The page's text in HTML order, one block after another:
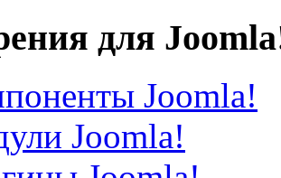
для
Joomla!
Joomla!